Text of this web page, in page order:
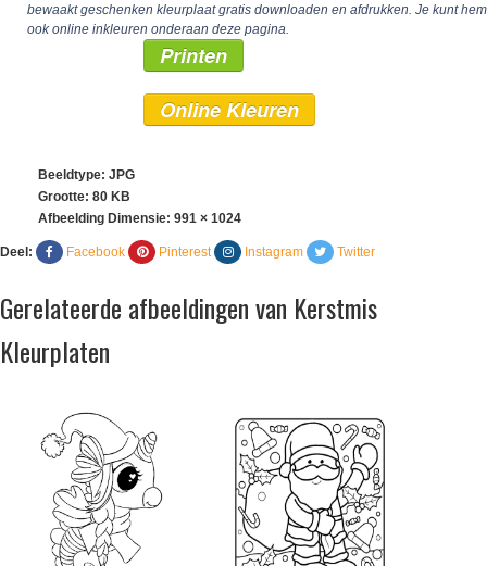
bewaakt geschenken kleurplaat gratis downloaden en afdrukken. Je kunt hem
ook online inkleuren onderaan deze pagina.
Printen
Online Kleuren
Beeldtype: JPG
Grootte: 80 KB
Afbeelding Dimensie: 991 × 1024
Deel: Facebook Pinterest Instagram Twitter
Gerelateerde afbeeldingen van Kerstmis
Kleurplaten